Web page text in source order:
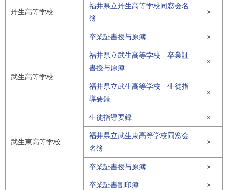
丹生高等学校
福井県立丹生高等学校同窓会名
簿
×
卒業証書授与原簿 ×
武生高等学校
福井県立武生高等学校 卒業証
書授与原簿
×
福井県立武生高等学校 生徒指
導要録
×
武生東高等学校
生徒指導要録 ×
福井県立武生東高等学校同窓会
名簿
×
卒業証書授与原簿 ×
卒業証書割印簿 ×